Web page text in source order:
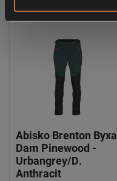
Abisko Brenton Byxa
Dam Pinewood -
Urbangrey/D.
Anthracit